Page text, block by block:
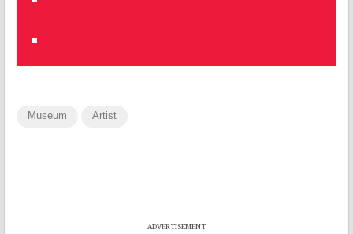
Museum Artist
ADVERTISEMENT